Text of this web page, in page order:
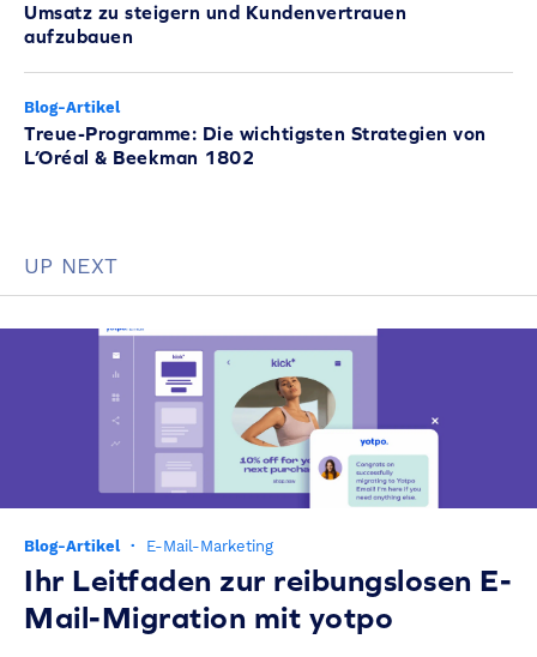
Umsatz zu steigern und Kundenvertrauen
aufzubauen
Blog-Artikel
Treue-Programme: Die wichtigsten Strategien von
L’Oréal & Beekman 1802
UP NEXT
Blog-Artikel · E-Mail-Marketing
Ihr Leitfaden zur reibungslosen E-
Mail-Migration mit yotpo